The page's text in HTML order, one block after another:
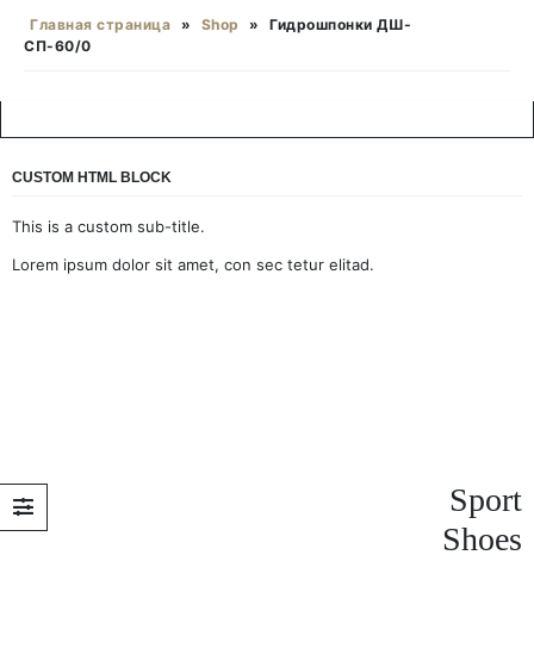
Главная страница » Shop »
Гидрошпонки ДШ-
СП-60/0
CUSTOM HTML BLOCK
This is a custom sub-title.
Lorem ipsum dolor sit amet, con sec tetur elitad.
Sport
Shoes